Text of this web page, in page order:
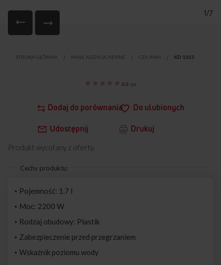
1/7
początek
STRONA GŁÓWNA MAŁE AGD KUCHENNE CZAJNIKI KD 1013
Dodaj do porównania Do ulubionych
Udostępnij Drukuj
0.0 (0)
Produkt wycofany z oferty.
Cechy produktu:
Pojemność: 1.7 l
Moc: 2200 W
Rodzaj obudowy: Plastik
Zabezpieczenie przed przegrzaniem
Wskaźnik poziomu wody